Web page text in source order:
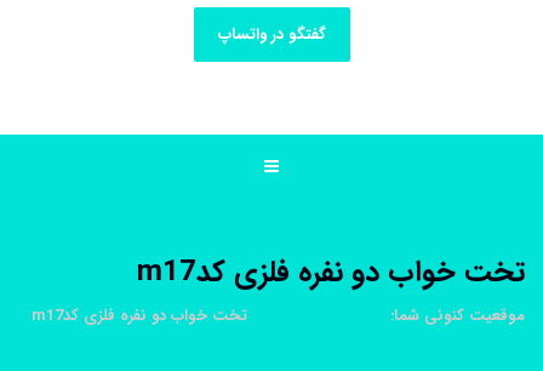
گفتگو در واتساپ
تخت خواب دو نفره فلزی کدm17
موقعیت کنونی شما: تخت خواب دو نفره فلزی کدm17